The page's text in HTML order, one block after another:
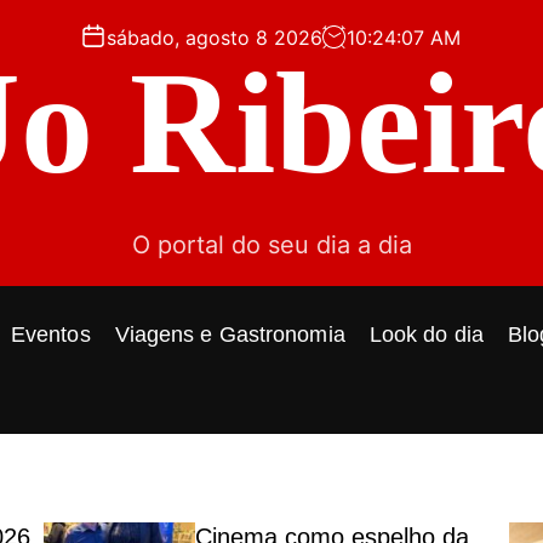
sábado, agosto 8 2026 10:24:09 AM
O portal do seu dia a dia
Eventos Viagens e Gastronomia Look do dia
Cinema como espelho da